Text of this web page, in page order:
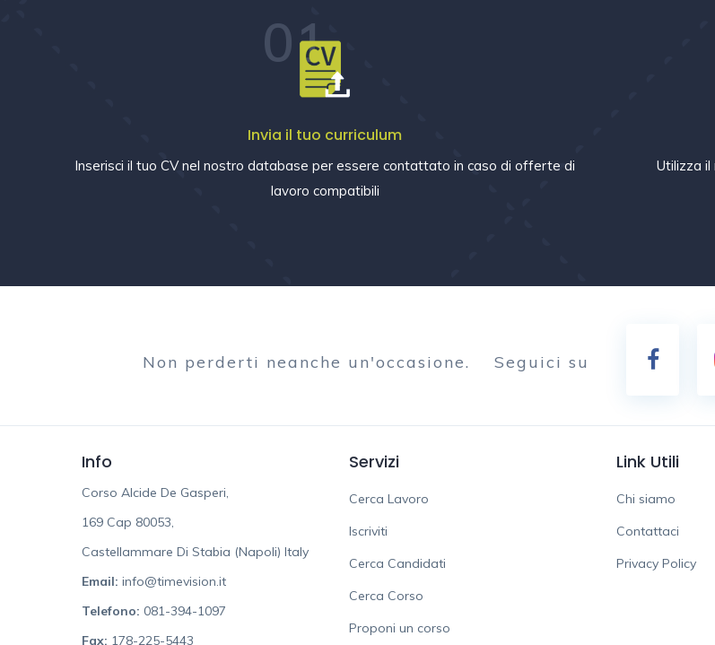
01
Invia il tuo curriculum
Inserisci il tuo CV nel nostro database per essere contattato in caso di offerte di
lavoro compatibili
Utilizza
Non perderti neanche un'occasione. Seguici su
Info
Corso Alcide De Gasperi,
169 Cap 80053,
Castellammare Di Stabia (Napoli) Italy
Email: info@timevision.it
Telefono: 081-394-1097
Fax: 178-225-5443
Servizi
Cerca Lavoro
Iscriviti
Cerca Candidati
Cerca Corso
Proponi un corso
Link Utili
Chi siamo
Contattaci
Privacy Policy